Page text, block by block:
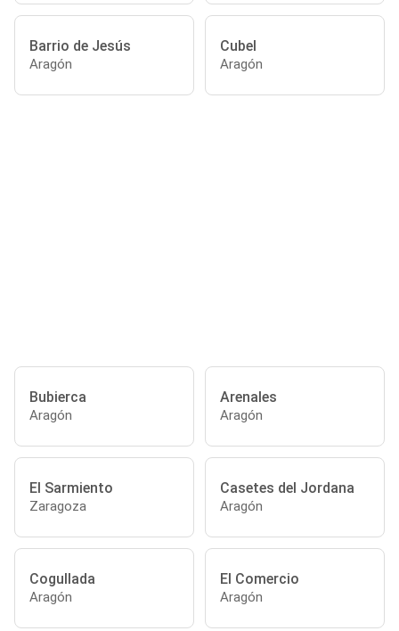
Barrio de Jesús
Aragón
Cubel
Aragón
Bubierca
Aragón
Arenales
Aragón
El Sarmiento
Zaragoza
Casetes del Jordana
Aragón
Cogullada
Aragón
El Comercio
Aragón